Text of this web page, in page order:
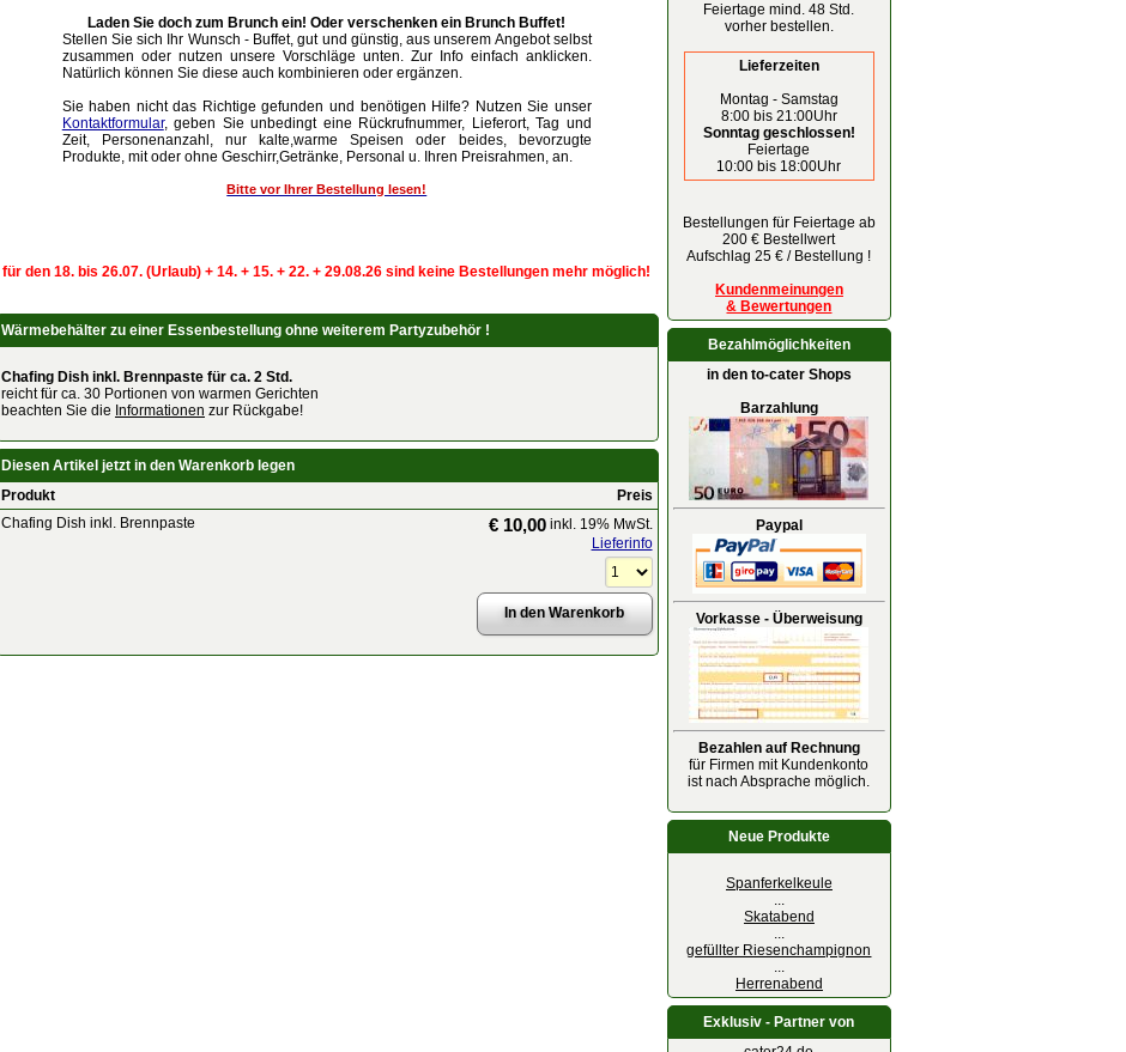
Laden Sie doch zum Brunch ein! Oder verschenken ein Brunch Buffet!
Stellen Sie sich Ihr Wunsch - Buffet, gut und günstig, aus unserem Angebot selbst
zusammen oder nutzen unsere Vorschläge unten. Zur Info einfach anklicken.
Natürlich können Sie diese auch kombinieren oder ergänzen.
Sie haben nicht das Richtige gefunden und benötigen Hilfe? Nutzen Sie unser
Kontaktformular, geben Sie unbedingt eine Rückrufnummer, Lieferort, Tag und
Zeit, Personenanzahl, nur kalte,warme Speisen oder beides, bevorzugte
Produkte, mit oder ohne Geschirr,Getränke, Personal u. Ihren Preisrahmen, an.
Bitte vor Ihrer Bestellung lesen!
für den 18. bis 26.07. (Urlaub) + 14. + 15. + 22. + 29.08.26 sind keine Bestellungen mehr möglich!
Wärmebehälter zu einer Essenbestellung ohne weiterem Partyzubehör !
Chafing Dish inkl. Brennpaste für ca. 2 Std.
reicht für ca. 30 Portionen von warmen Gerichten
beachten Sie die Informationen zur Rückgabe!
Diesen Artikel jetzt in den Warenkorb legen
Produkt
Preis
Chafing Dish inkl. Brennpaste
€ 10,00inkl. 19% MwSt.
Lieferinfo
Feiertage mind. 48 Std.
vorher bestellen.
Lieferzeiten
Montag - Samstag
8:00 bis 21:00Uhr
Sonntag geschlossen!
Feiertage
10:00 bis 18:00Uhr
Bestellungen für Feiertage ab
200 € Bestellwert
Aufschlag 25 € / Bestellung !
Kundenmeinungen
& Bewertungen
Bezahlmöglichkeiten
in den to-cater Shops
Barzahlung
Paypal
Vorkasse - Überweisung
Bezahlen auf Rechnung
für Firmen mit Kundenkonto
ist nach Absprache möglich.
Neue Produkte
Spanferkelkeule
...
Skatabend
...
gefüllter Riesenchampignon
...
Herrenabend
Exklusiv - Partner von